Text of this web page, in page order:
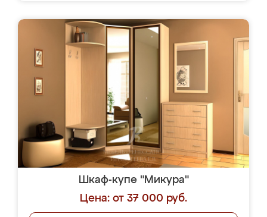
Шкаф-купе "Микура"
Цена: от 37 000 руб.